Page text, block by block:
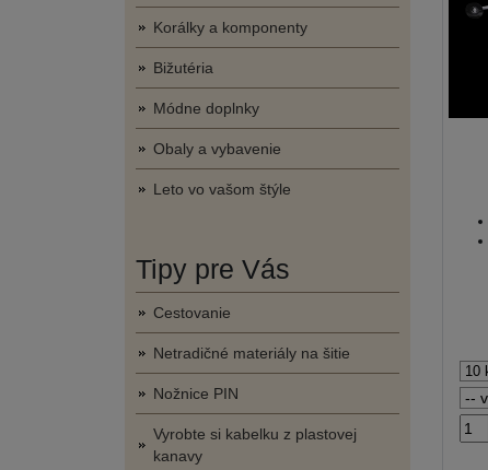
Korálky a komponenty
Bižutéria
Módne doplnky
Obaly a vybavenie
Leto vo vašom štýle
Tipy pre Vás
Cestovanie
Netradičné materiály na šitie
Nožnice PIN
Vyrobte si kabelku z plastovej
kanavy